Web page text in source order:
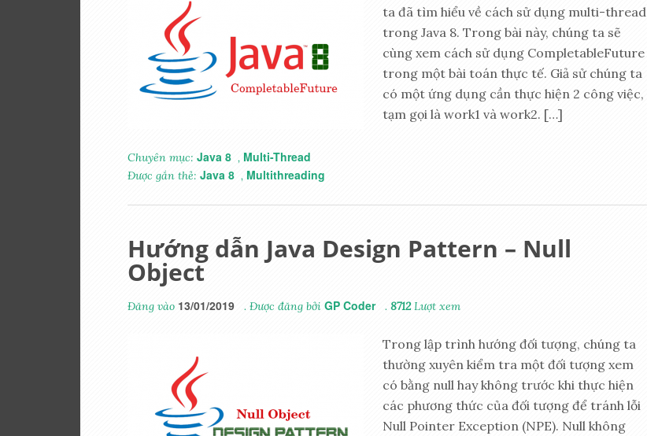
ta đã tìm hiểu về cách sử dụng multi-thread
trong Java 8. Trong bài này, chúng ta sẽ
cùng xem cách sử dụng CompletableFuture
trong một bài toán thực tế. Giả sử chúng ta
có một ứng dụng cần thực hiện 2 công việc,
tạm gọi là work1 và work2. […]
Chuyên mục: Java 8 , Multi-Thread
Được gắn thẻ: Java 8 , Multithreading
Hướng dẫn Java Design Pattern – Null
Object
Đăng vào 13/01/2019 . Được đăng bởi GP Coder . 8712Lượt xem
Trong lập trình hướng đối tượng, chúng ta
thường xuyên kiểm tra một đối tượng xem
có bằng null hay không trước khi thực hiện
các phương thức của đối tượng để tránh lỗi
Null Pointer Exception (NPE). Null không